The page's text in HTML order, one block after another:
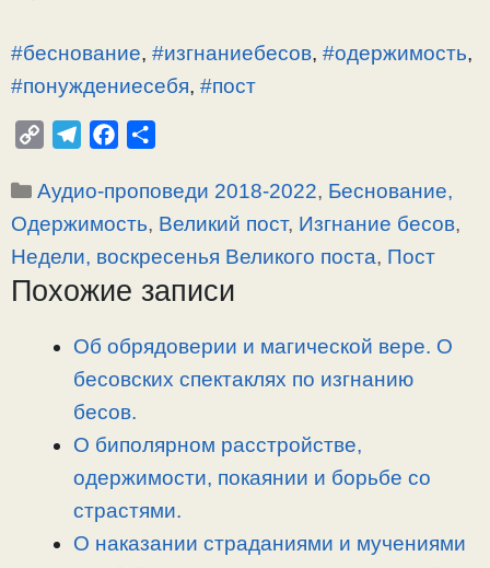
#беснование, #изгнаниебесов, #одержимость,
#понуждениесебя, #пост
p
y
n
l
e
a
c
e
o
п
р
и
ь
Рубрики
Аудио-проповеди 2018-2022, Беснование,
Одержимость, Великий пост, Изгнание бесов,
Недели, воскресенья Великого поста, Пост
Похожие записи
Об обрядоверии и магической вере. О
бесовских спектаклях по изгнанию
бесов.
О биполярном расстройстве,
одержимости, покаянии и борьбе со
страстями.
О наказании страданиями и мучениями